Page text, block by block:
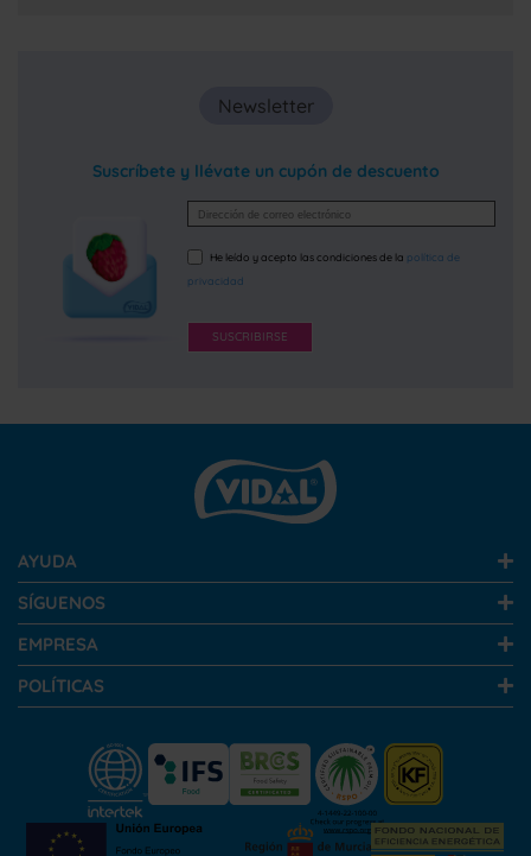
Newsletter
Suscríbete y llévate un cupón de descuento
He leído y acepto las condiciones de la política de
privacidad
SUSCRIBIRSE
AYUDA
SÍGUENOS
EMPRESA
POLÍTICAS